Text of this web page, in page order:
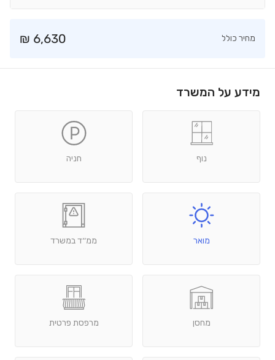
מחיר כולל 6,630
₪
מידע על המשרד
נוף חניה
מואר ממ׳׳ד במשרד
מחסן מרפסת פרטית